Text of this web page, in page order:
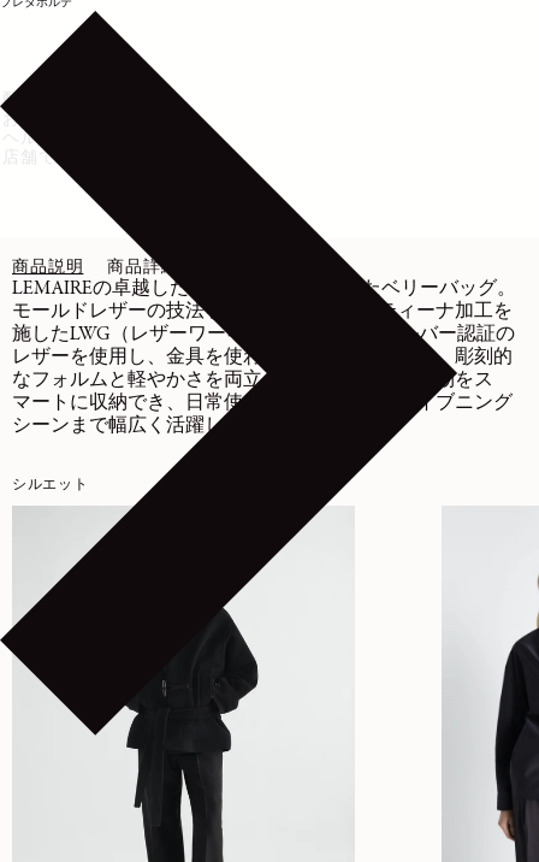
プレタポルテ
配送・返品
お手入れ方法
ヘルプ・サポート
店舗で在庫を確認
商品説明 商品詳細
LEMAIREの卓越したレザー技術が結晶したベリーバッグ。
モールドレザーの技法を用いています。パティーナ加工を
施したLWG（レザーワーキンググループ）シルバー認証の
レザーを使用し、金具を使わずに成形することで、彫刻的
なフォルムと軽やかさを両立させてています。小物をス
マートに収納でき、日常使いからエレガントなイブニング
シーンまで幅広く活躍します。
シルエット